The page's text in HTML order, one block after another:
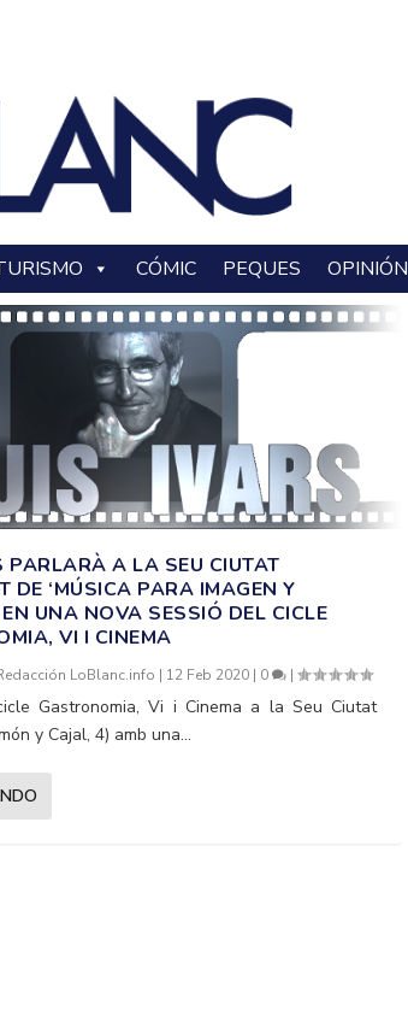
CÓMIC PEQUES OPINIÓN
PARLARÀ A LA SEU CIUTAT
DE ‘MÚSICA PARA IMAGEN Y
UNA NOVA SESSIÓ DEL CICLE
VI I CINEMA
LoBlanc.info | 12 Feb 2020| 0 |
Gastronomia, Vi i Cinema a la Seu Ciutat
y Cajal, 4) amb una...